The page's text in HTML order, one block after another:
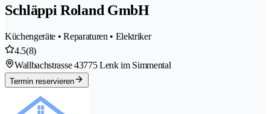
Schläppi Roland GmbH
Küchengeräte • Reparaturen • Elektriker
4.5(8)
Wallbachstrasse 43775 Lenk im Simmental
Termin reservieren